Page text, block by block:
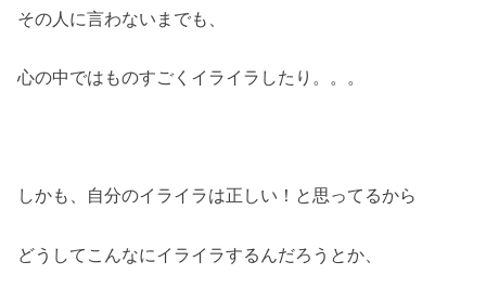
その人に言わないまでも、
心の中ではものすごくイライラしたり。。。
しかも、自分のイライラは正しい！と思ってるから
どうしてこんなにイライラするんだろうとか、